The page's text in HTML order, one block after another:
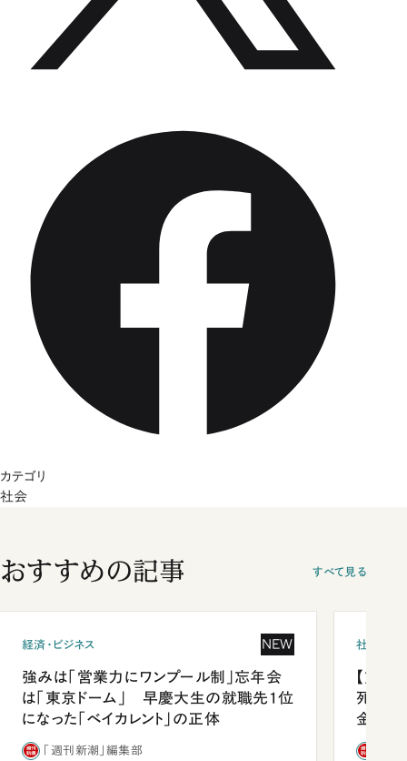
カテゴリ
社会
おすすめの記事 すべて見る
経済・ビジネス NEW
強みは「営業力にワンプール制」忘年会
は「東京ドーム」 早慶大生の就職先1位
になった「ベイカレント」の正体
「週刊新潮」編集部
社会
【熊本
死を分
金」